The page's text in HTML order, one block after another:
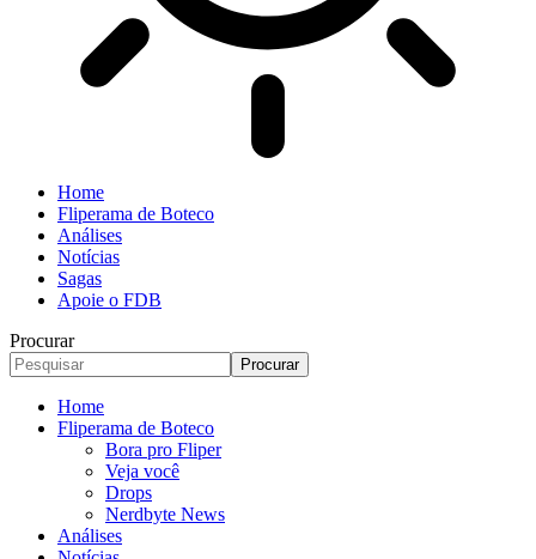
Home
Fliperama de Boteco
Análises
Notícias
Sagas
Apoie o FDB
Procurar
Home
Fliperama de Boteco
Bora pro Fliper
Veja você
Drops
Nerdbyte News
Análises